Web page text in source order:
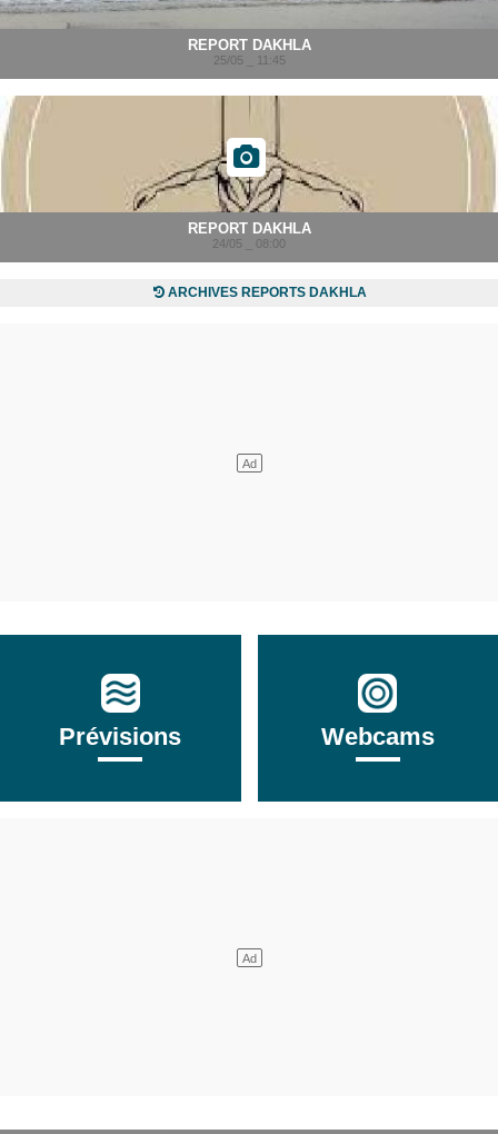
REPORT DAKHLA
25/05 _ 11:45
REPORT DAKHLA
24/05 _ 08:00
ARCHIVES REPORTS DAKHLA
Prévisions Webcams